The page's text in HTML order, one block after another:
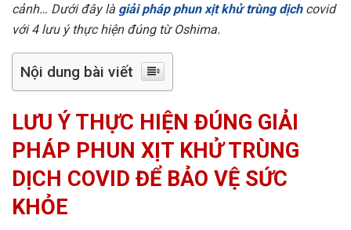
cảnh… Dưới đây là giải pháp phun xịt khử trùng dịchcovid
với 4 lưu ý thực hiện đúng từ Oshima.
Nội dung bài viết
LƯU Ý THỰC HIỆN ĐÚNG GIẢI
PHÁP PHUN XỊT KHỬ TRÙNG
DỊCH COVID ĐỂ BẢO VỆ SỨC
KHỎE